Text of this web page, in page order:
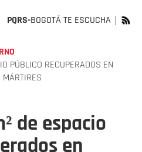
PQRS-BOGOTÁ TE ESCUCHA
PÚBLICO RECUPERADOS EN
MÁRTIRES
de espacio
en